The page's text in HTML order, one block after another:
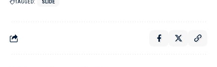
TAGGED: SLIDE